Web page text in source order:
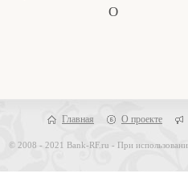
О
Главная О проекте
© 2008 - 2021 Bank-RF.ru - При